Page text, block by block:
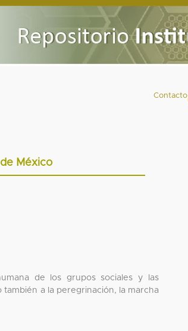
Contacto
México
de los grupos sociales y las
a la peregrinación, la marcha